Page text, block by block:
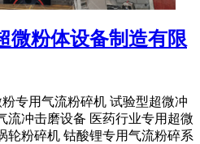
微粉体设备制造有限
专用气流粉碎机 试验型超微冲
流冲击磨设备 医药行业专用超微
轮粉碎机 钴酸锂专用气流粉碎系